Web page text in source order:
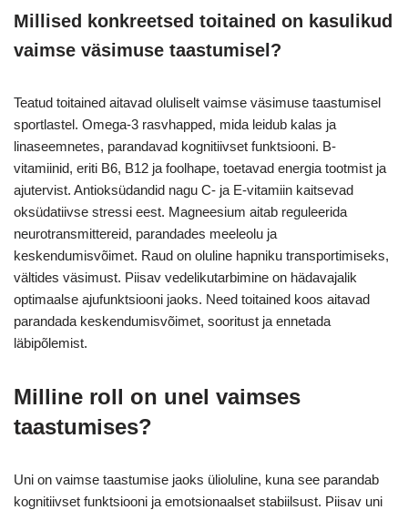
Millised konkreetsed toitained on kasulikud
vaimse väsimuse taastumisel?
Teatud toitained aitavad oluliselt vaimse väsimuse taastumisel
sportlastel. Omega-3 rasvhapped, mida leidub kalas ja
linaseemnetes, parandavad kognitiivset funktsiooni. B-
vitamiinid, eriti B6, B12 ja foolhape, toetavad energia tootmist ja
ajutervist. Antioksüdandid nagu C- ja E-vitamiin kaitsevad
oksüdatiivse stressi eest. Magneesium aitab reguleerida
neurotransmittereid, parandades meeleolu ja
keskendumisvõimet. Raud on oluline hapniku transportimiseks,
vältides väsimust. Piisav vedelikutarbimine on hädavajalik
optimaalse ajufunktsiooni jaoks. Need toitained koos aitavad
parandada keskendumisvõimet, sooritust ja ennetada
läbipõlemist.
Milline roll on unel vaimses
taastumises?
Uni on vaimse taastumise jaoks ülioluline, kuna see parandab
kognitiivset funktsiooni ja emotsionaalset stabiilsust. Piisav uni